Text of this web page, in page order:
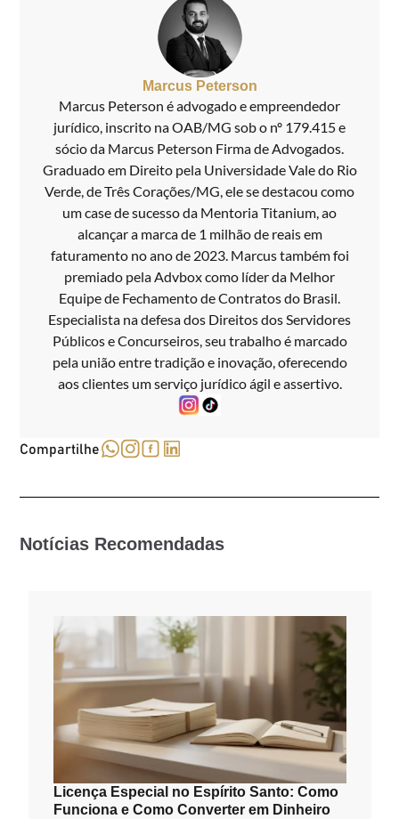
Marcus Peterson
Marcus Peterson é advogado e empreendedor
jurídico, inscrito na OAB/MG sob o nº 179.415 e
sócio da Marcus Peterson Firma de Advogados.
Graduado em Direito pela Universidade Vale do Rio
Verde, de Três Corações/MG, ele se destacou como
um case de sucesso da Mentoria Titanium, ao
alcançar a marca de 1 milhão de reais em
faturamento no ano de 2023. Marcus também foi
premiado pela Advbox como líder da Melhor
Equipe de Fechamento de Contratos do Brasil.
Especialista na defesa dos Direitos dos Servidores
Públicos e Concurseiros, seu trabalho é marcado
pela união entre tradição e inovação, oferecendo
aos clientes um serviço jurídico ágil e assertivo.
Compartilhe
Notícias Recomendadas
Licença Especial no Espírito Santo: Como
Funciona e Como Converter em Dinheiro